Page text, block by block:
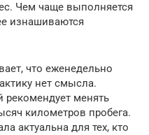
Чем чаще выполняется
изнашиваются
что еженедельно
нет смысла.
рекомендует менять
километров пробега.
актуальна для тех, кто